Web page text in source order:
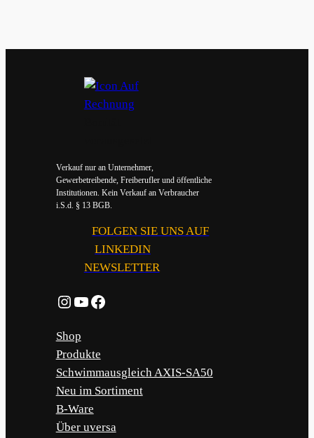
Verkauf nur an Unternehmer,
Gewerbetreibende, Freiberufler und öffentliche
Institutionen. Kein Verkauf an Verbraucher
i.S.d. § 13 BGB.
FOLGEN SIE UNS AUF
LINKEDIN
NEWSLETTER
Instagram
YouTube
Facebook
Shop
Produkte
Schwimmausgleich AXIS-SA50
Neu im Sortiment
B-Ware
Über uversa